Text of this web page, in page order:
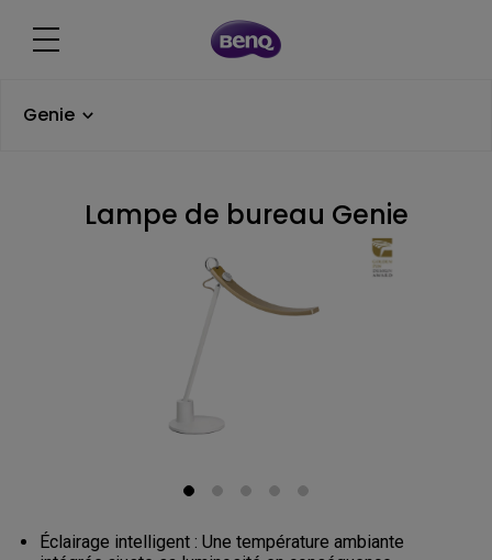
Genie
Lampe de bureau Genie
Éclairage intelligent : Une température ambiante